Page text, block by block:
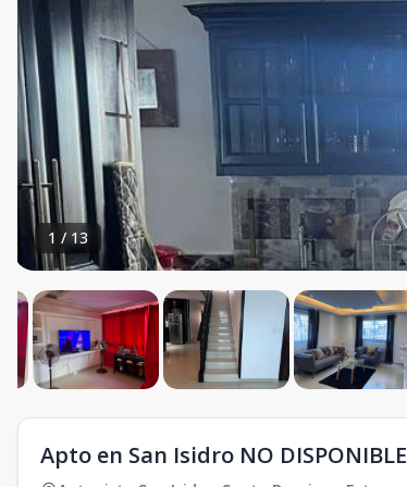
1 /13
Apto en San Isidro NO DISPONIBLE